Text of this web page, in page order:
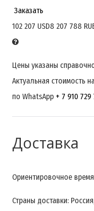
Заказать
102 207 USD8 207 788
Цены указаны
Актуальная стоимость
по WhatsApp + 7 910 729
Доставка
Ориентировочное
Страны доставки: